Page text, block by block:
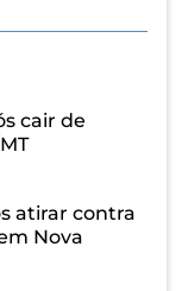
cair de
atirar contra
Nova